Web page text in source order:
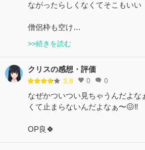
ながったらしくなくてそこもいい
僧侶枠も空け…
>>続きを読む
クリスの感想・評価
3.8 0 0
なぜかついつい見ちゃうんだよな
くて止まらないんだよなぁ〜😖‼️
OP良🍀